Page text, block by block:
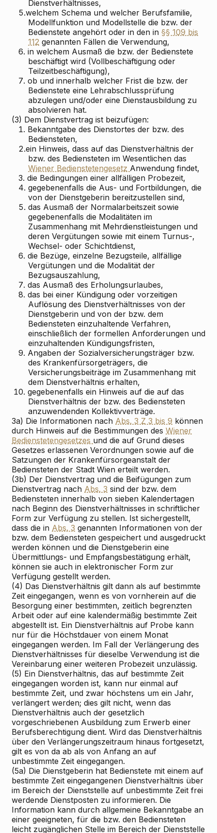
Dienstverhältnisses,
5.welchem Schema und welcher Berufsfamilie,
Modellfunktion und Modellstelle die bzw. der
Bedienstete angehört oder in den in §§ 109 bis
112 genannten Fällen die Verwendung,
6. in welchem Ausmaß die bzw. der Bedienstete
beschäftigt wird (Vollbeschäftigung oder
Teilzeitbeschäftigung),
7. ob und innerhalb welcher Frist die bzw. der
Bedienstete eine Lehrabschlussprüfung
abzulegen und/oder eine Dienstausbildung zu
absolvieren hat.
(3) Dem Dienstvertrag ist beizufügen:
1. Bekanntgabe des Dienstortes der bzw. des
Bediensteten,
2.ein Hinweis, dass auf das Dienstverhältnis der
bzw. des Bediensteten im Wesentlichen das
Wiener Bedienstetengesetz Anwendung findet,
3. die Bedingungen einer allfälligen Probezeit,
4. gegebenenfalls die Aus- und Fortbildungen, die
von der Dienstgeberin bereitzustellen sind,
5. das Ausmaß der Normalarbeitszeit sowie
gegebenenfalls die Modalitäten im
Zusammenhang mit Mehrdienstleistungen und
deren Vergütungen sowie mit einem Turnus-,
Wechsel- oder Schichtdienst,
6. die Bezüge, einzelne Bezugsteile, allfällige
Vergütungen und die Modalität der
Bezugsauszahlung,
7. das Ausmaß des Erholungsurlaubes,
8. das bei einer Kündigung oder vorzeitigen
Auflösung des Dienstverhältnisses von der
Dienstgeberin und von der bzw. dem
Bediensteten einzuhaltende Verfahren,
einschließlich der formellen Anforderungen und
einzuhaltenden Kündigungsfristen,
9. Angaben der Sozialversicherungsträger bzw.
des Krankenfürsorgeträgers, die
Versicherungsbeiträge im Zusammenhang mit
dem Dienstverhältnis erhalten,
10. gegebenenfalls ein Hinweis auf die auf das
Dienstverhältnis der bzw. des Bediensteten
anzuwendenden Kollektivverträge.
3a) Die Informationen nach Abs. 3 Z 3 bis 9 können
durch Hinweis auf die Bestimmungen des Wiener
Bedienstetengesetzes und die auf Grund dieses
Gesetzes erlassenen Verordnungen sowie auf die
Satzungen der Krankenfürsorgeanstalt der
Bediensteten der Stadt Wien erteilt werden.
(3b) Der Dienstvertrag und die Beifügungen zum
Dienstvertrag nach Abs. 3 sind der bzw. dem
Bediensteten innerhalb von sieben Kalendertagen
nach Beginn des Dienstverhältnisses in schriftlicher
Form zur Verfügung zu stellen. Ist sichergestellt,
dass die in Abs. 3 genannten Informationen von der
bzw. dem Bediensteten gespeichert und ausgedruckt
werden können und die Dienstgeberin eine
Übermittlungs- und Empfangsbestätigung erhält,
können sie auch in elektronischer Form zur
Verfügung gestellt werden.
(4) Das Dienstverhältnis gilt dann als auf bestimmte
Zeit eingegangen, wenn es von vornherein auf die
Besorgung einer bestimmten, zeitlich begrenzten
Arbeit oder auf eine kalendermäßig bestimmte Zeit
abgestellt ist. Ein Dienstverhältnis auf Probe kann
nur für die Höchstdauer von einem Monat
eingegangen werden. Im Fall der Verlängerung des
Dienstverhältnisses für dieselbe Verwendung ist die
Vereinbarung einer weiteren Probezeit unzulässig.
(5) Ein Dienstverhältnis, das auf bestimmte Zeit
eingegangen worden ist, kann nur einmal auf
bestimmte Zeit, und zwar höchstens um ein Jahr,
verlängert werden; dies gilt nicht, wenn das
Dienstverhältnis auch der gesetzlich
vorgeschriebenen Ausbildung zum Erwerb einer
Berufsberechtigung dient. Wird das Dienstverhältnis
über den Verlängerungszeitraum hinaus fortgesetzt,
gilt es von da ab als von Anfang an auf
unbestimmte Zeit eingegangen.
(5a) Die Dienstgeberin hat Bedienstete mit einem auf
bestimmte Zeit eingegangenen Dienstverhältnis über
im Bereich der Dienststelle auf unbestimmte Zeit frei
werdende Dienstposten zu informieren. Die
Information kann durch allgemeine Bekanntgabe an
einer geeigneten, für die bzw. den Bediensteten
leicht zugänglichen Stelle im Bereich der Dienststelle